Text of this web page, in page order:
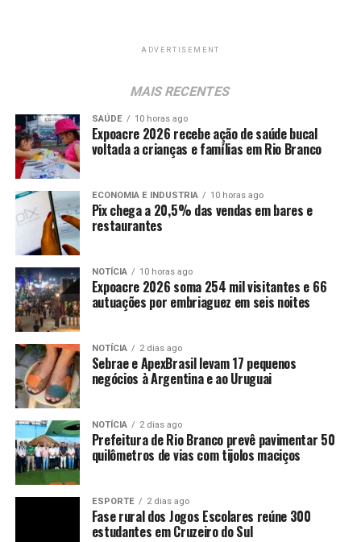
ADVERTISEMENT
MAIS RECENTES
SAÚDE 10 horas ago
Expoacre 2026 recebe ação de saúde bucal
voltada a crianças e famílias em Rio Branco
ECONOMIA E INDUSTRIA 10 horas ago
Pix chega a 20,5% das vendas em bares e
restaurantes
NOTÍCIA 10 horas ago
Expoacre 2026 soma 254 mil visitantes e 66
autuações por embriaguez em seis noites
NOTÍCIA 2 dias ago
Sebrae e ApexBrasil levam 17 pequenos
negócios à Argentina e ao Uruguai
NOTÍCIA 2 dias ago
Prefeitura de Rio Branco prevê pavimentar 50
quilômetros de vias com tijolos maciços
ESPORTE 2 dias ago
Fase rural dos Jogos Escolares reúne 300
estudantes em Cruzeiro do Sul